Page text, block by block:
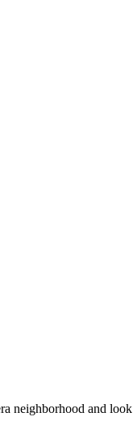
neighborhood and